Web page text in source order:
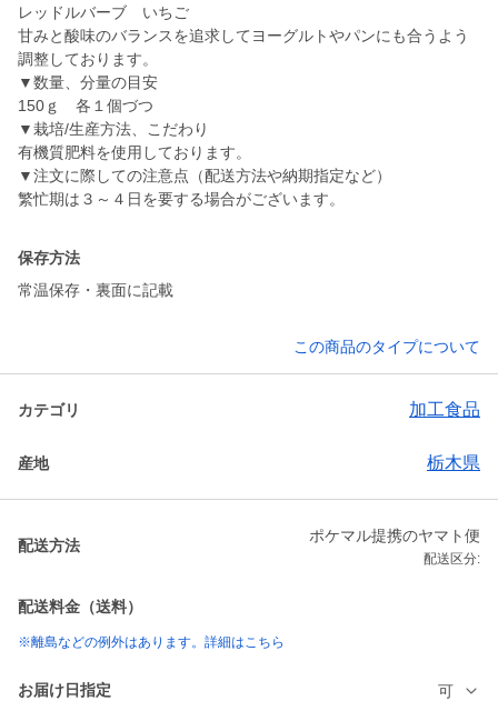
レッドルバーブ いちご
甘みと酸味のバランスを追求してヨーグルトやパンにも合うよう
調整しております。
▼数量、分量の目安
150ｇ 各１個づつ
▼栽培/生産方法、こだわり
有機質肥料を使用しております。
▼注文に際しての注意点（配送方法や納期指定など）
繁忙期は３～４日を要する場合がございます。
保存方法
常温保存・裏面に記載
この商品のタイプについて
カテゴリ 加工食品
産地 栃木県
配送方法
ポケマル提携のヤマト便
配送区分:
配送料金（送料）
※離島などの例外はあります。詳細はこちら
お届け日指定 可